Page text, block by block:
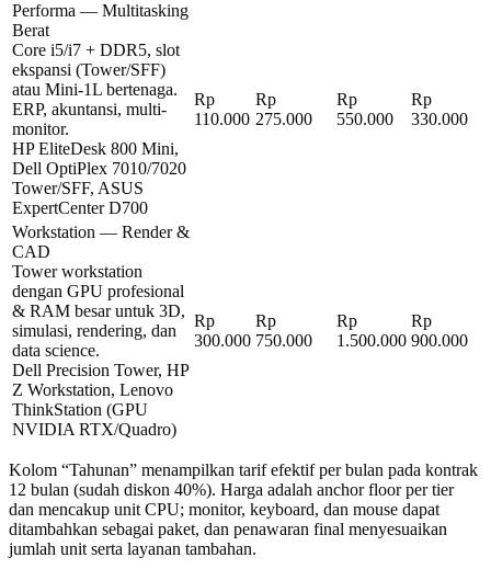
Performa — Multitasking
Berat
Core i5/i7 + DDR5, slot
ekspansi (Tower/SFF)
atau Mini-1L bertenaga.
ERP, akuntansi, multi-
monitor.
HP EliteDesk 800 Mini,
Dell OptiPlex 7010/7020
Tower/SFF, ASUS
ExpertCenter D700
Rp
110.000
Rp
275.000
Rp
550.000
Rp
330.000
Workstation — Render &
CAD
Tower workstation
dengan GPU profesional
& RAM besar untuk 3D,
simulasi, rendering, dan
data science.
Dell Precision Tower, HP
Z Workstation, Lenovo
ThinkStation (GPU
NVIDIA RTX/Quadro)
Rp
300.000
Rp
750.000
Rp
1.500.000
Rp
900.000
Kolom “Tahunan” menampilkan tarif efektif per bulan pada kontrak
12 bulan (sudah diskon 40%). Harga adalah anchor floor per tier
dan mencakup unit CPU; monitor, keyboard, dan mouse dapat
ditambahkan sebagai paket, dan penawaran final menyesuaikan
jumlah unit serta layanan tambahan.